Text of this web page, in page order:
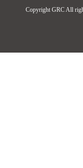
Copyright GRC All